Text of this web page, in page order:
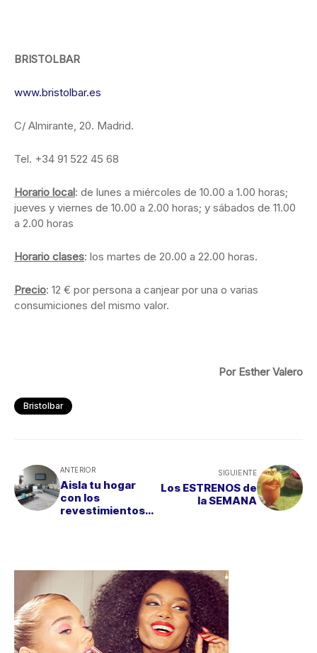
BRISTOLBAR
www.bristolbar.es
C/ Almirante, 20. Madrid.
Tel. +34 91 522 45 68
Horario local: de lunes a miércoles de 10.00 a 1.00 horas;
jueves y viernes de 10.00 a 2.00 horas; y sábados de 11.00
a 2.00 horas
Horario clases: los martes de 20.00 a 22.00 horas.
Precio: 12 € por persona a canjear por una o varias
consumiciones del mismo valor.
Por Esther Valero
Bristolbar
ANTERIOR
Aisla tu hogar
con los
revestimientos
SIGUIENTE
Los ESTRENOS de
la SEMANA